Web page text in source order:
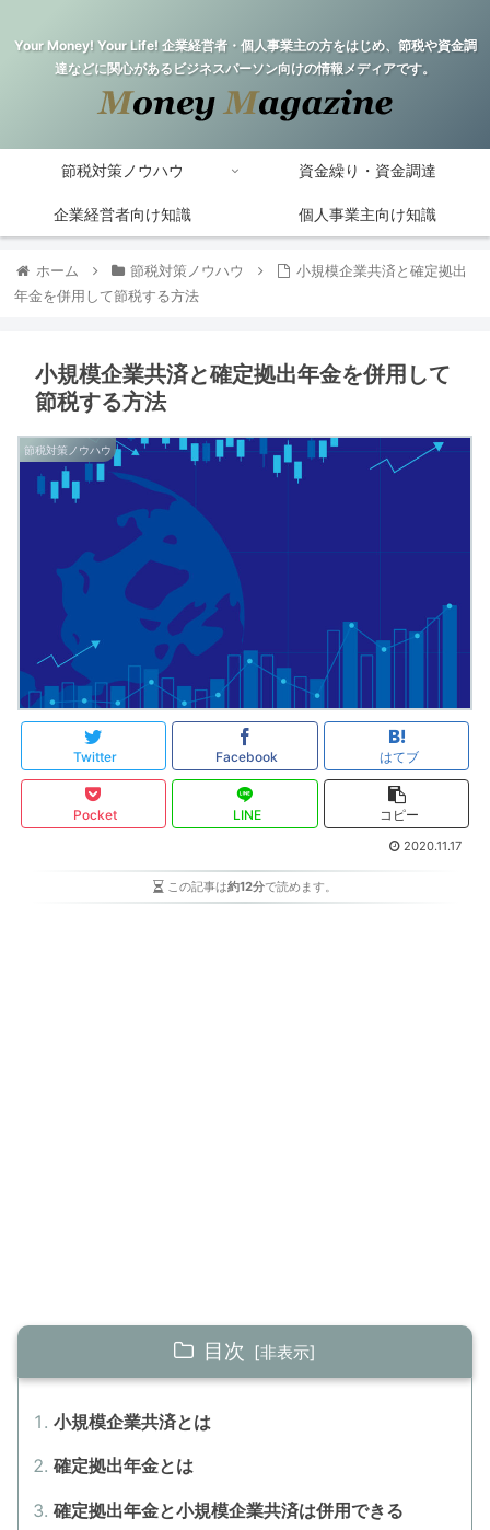
Your Money! Your Life! 企業経営者・個人事業主の方をはじめ、節税や資金調
達などに関心があるビジネスパーソン向けの情報メディアです。
節税対策ノウハウ 資金繰り・資金調達
企業経営者向け知識 個人事業主向け知識
ホーム 節税対策ノウハウ
小規模企業共済と確定拠出
年金を併用して節税する方法
小規模企業共済と確定拠出年金を併用して
節税する方法
節税対策ノウハウ
Twitter Facebook はてブ
Pocket LINE コピー
2020.11.17
この記事は約12分で読めます。
目次
小規模企業共済とは
確定拠出年金とは
確定拠出年金と小規模企業共済は併用できる